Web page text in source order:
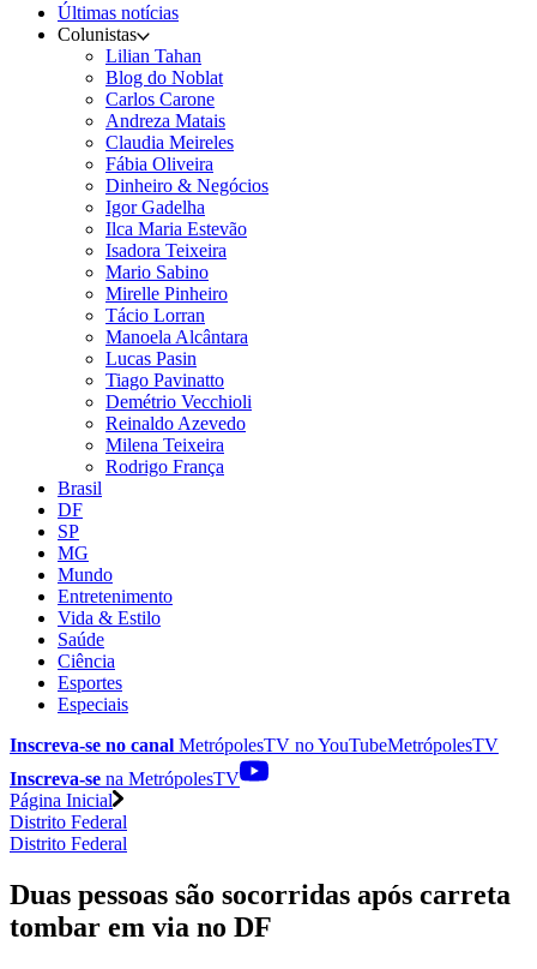
Últimas notícias
Colunistas
Lilian Tahan
Blog do Noblat
Carlos Carone
Andreza Matais
Claudia Meireles
Fábia Oliveira
Dinheiro & Negócios
Igor Gadelha
Ilca Maria Estevão
Isadora Teixeira
Mario Sabino
Mirelle Pinheiro
Tácio Lorran
Manoela Alcântara
Lucas Pasin
Tiago Pavinatto
Demétrio Vecchioli
Reinaldo Azevedo
Milena Teixeira
Rodrigo França
Brasil
DF
SP
MG
Mundo
Entretenimento
Vida & Estilo
Saúde
Ciência
Esportes
Especiais
Inscreva-se no canal MetrópolesTV noYouTubeMetrópolesTV
Inscreva-se na MetrópolesTV
Página Inicial
Distrito Federal
Distrito Federal
Duas pessoas são socorridas após carreta
tombar em via no DF